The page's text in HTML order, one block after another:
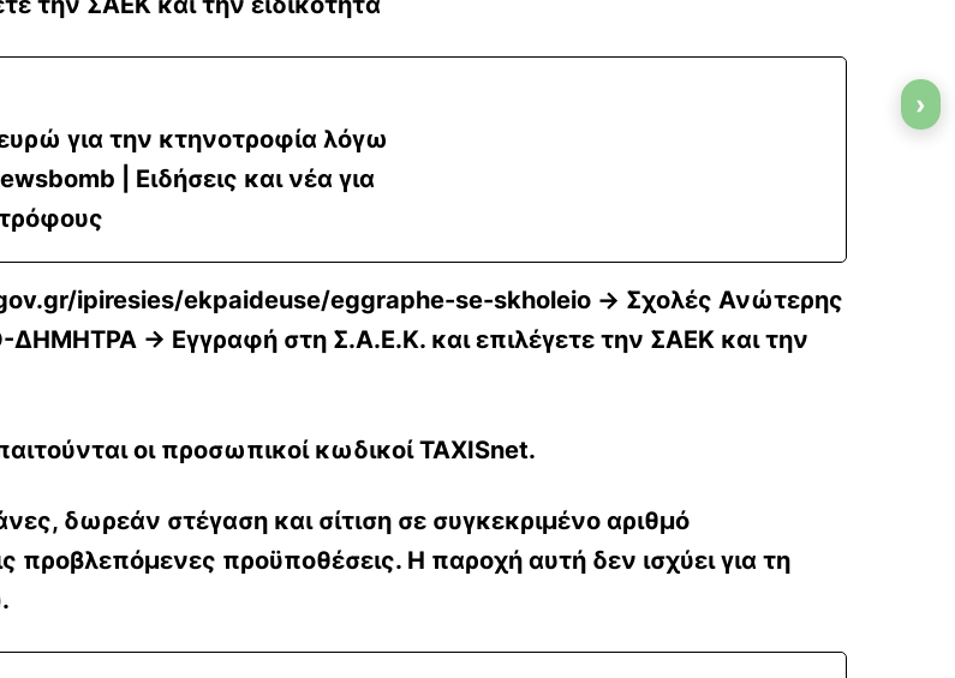
για την κτηνοτροφία λόγω
| Ειδήσεις και νέα για
ipiresies/ekpaideuse/eggraphe-se-skholeio → Σχολές Ανώτερης
ΔΗΜΗΤΡΑ → Εγγραφή στη Σ.Α.Ε.Κ. και επιλέγετε την ΣΑΕΚ και την
οι προσωπικοί κωδικοί TAXISnet.
δωρεάν στέγαση και σίτιση σε συγκεκριμένο αριθμό
προϋποθέσεις. Η παροχή αυτή δεν ισχύει για τη
›